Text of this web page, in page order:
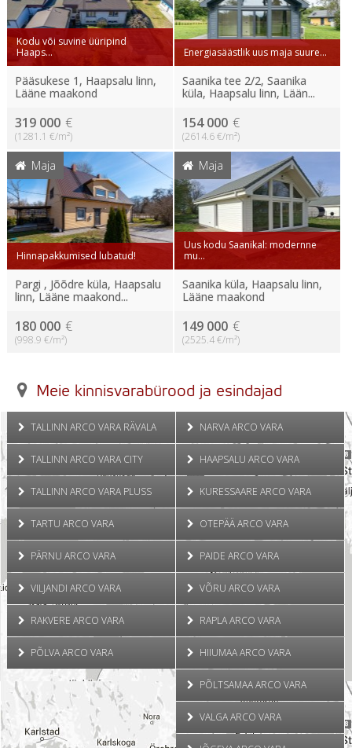
Kodu või suvine üüripind
Haaps...
Pääsukese 1, Haapsalu linn,
Lääne maakond
319 000 €
(1281.1 €/m²)
Energiasäästlik uus maja suure...
Saanika tee 2/2, Saanika
küla, Haapsalu linn, Lään...
154 000 €
(2614.6 €/m²)
Maja
Hinnapakkumised lubatud!
Pargi , Jõõdre küla, Haapsalu
linn, Lääne maakond...
180 000 €
(998.9 €/m²)
Maja
Uus kodu Saanikal: modernne
mu...
Saanika küla, Haapsalu linn,
Lääne maakond
149 000 €
(2525.4 €/m²)
Meie kinnisvarabürood ja esindajad
TALLINN ARCO VARA RÄVALA
TALLINN ARCO VARA CITY
TALLINN ARCO VARA PLUSS
TARTU ARCO VARA
PÄRNU ARCO VARA
VILJANDI ARCO VARA
RAKVERE ARCO VARA
PÕLVA ARCO VARA
NARVA ARCO VARA
HAAPSALU ARCO VARA
KURESSAARE ARCO VARA
OTEPÄÄ ARCO VARA
PAIDE ARCO VARA
VÕRU ARCO VARA
RAPLA ARCO VARA
HIIUMAA ARCO VARA
PÕLTSAMAA ARCO VARA
VALGA ARCO VARA